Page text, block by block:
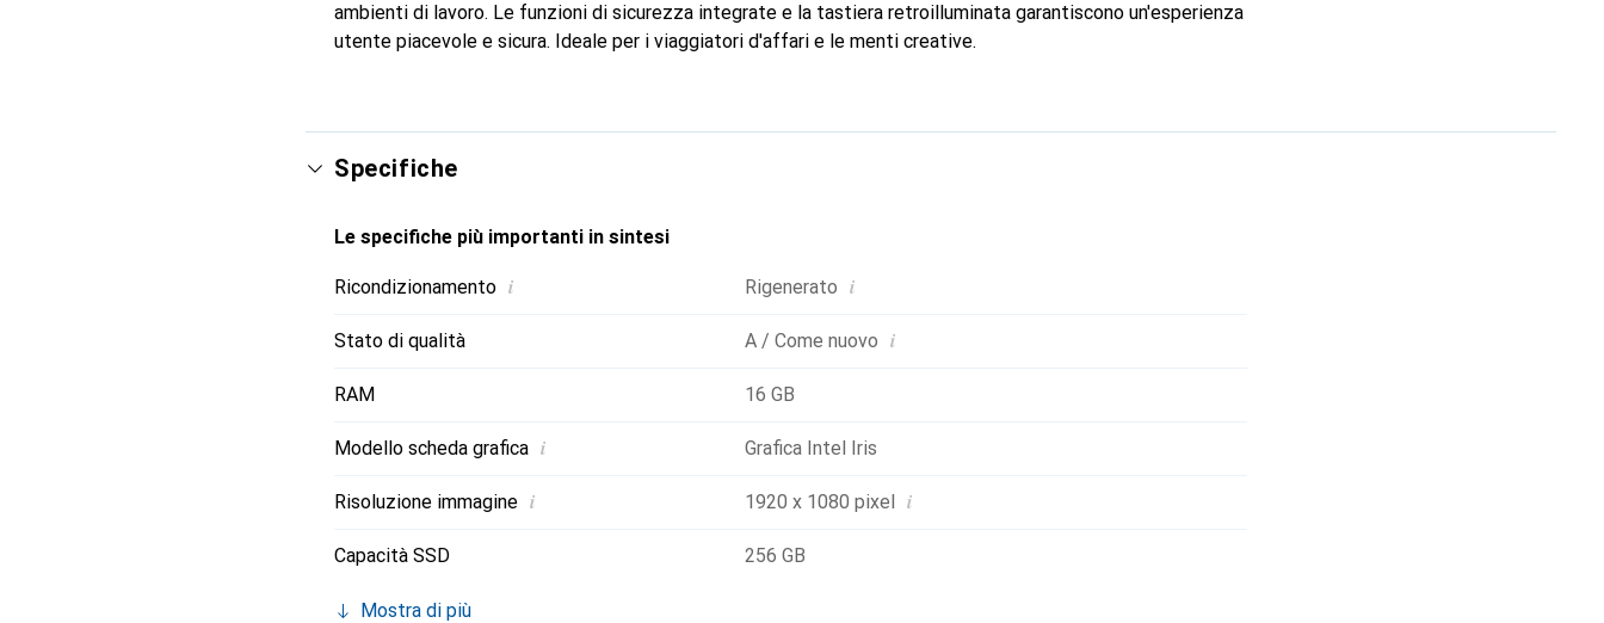
ambienti di lavoro. Le funzioni di sicurezza integrate e la tastiera retroilluminata garantiscono un'esperienza
utente piacevole e sicura. Ideale per i viaggiatori d'affari e le menti creative.
Specifiche
Le specifiche più importanti in sintesi
Ricondizionamento i Rigenerato i
Stato di qualità A / Come nuovo i
RAM 16 GB
Modello scheda grafica i Grafica Intel Iris
Risoluzione immagine i 1920 x 1080 pixel i
Capacità SSD 256 GB
Mostra di più